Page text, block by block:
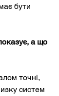
бути
а що
точні,
систем